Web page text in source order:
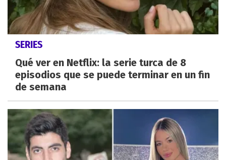
SERIES
Qué ver en Netflix: la serie turca de 8
episodios que se puede terminar en un fin
de semana